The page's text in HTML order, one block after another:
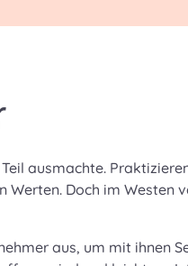
ausmachte.
Doch im Westen
aus, um mit ihnen